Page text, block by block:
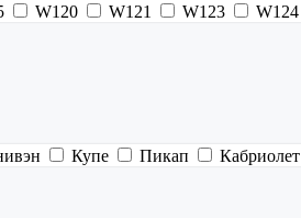
W120 W121 W123 W124
Купе Пикап Кабриолет